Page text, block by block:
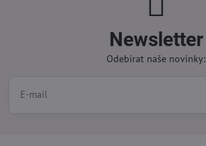
Newsletter
Odebírat naše novinky: